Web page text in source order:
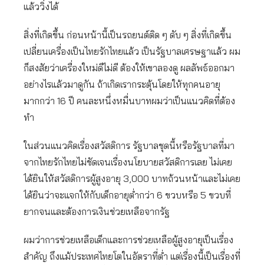
แล้ววิ่งได้
สิ่งที่เกิดขึ้น ก่อนหน้านี้เป็นรถยนต์ติด ๆ ดับ ๆ สิ่งที่เกิดขึ้น
เปลี่ยนเครื่องเป็นไทยรักไทยแล้ว เป็นรัฐบาลเศรษฐาแล้ว ผม
ก็สงสัยว่าเครื่องใหม่ดีไม่ดี ต้องให้เขาลองดู ผลลัพธ์ออกมา
อย่างไรแล้วมาดูกัน ถ้าเกิดเรากระตุ้นโดยให้ทุกคนอายุ
มากกว่า 16 ปี คนละหนึ่งหมื่นบาทผมว่าเป็นแนวคิดที่ต้อง
ทำ
ในส่วนแนวคิดเรื่องสวัสดิการ รัฐบาลชุดนี้หรือรัฐบาลที่มา
จากไทยรักไทยไม่ชัดเจนเรื่องนโยบายสวัสดิการเลย ไม่เคย
ได้ยินให้สวัสดิการผู้สูงอายุ 3,000 บาทถ้วนหน้าและไม่เคย
ได้ยินว่าจะแจกให้กับเด็กอายุต่ำกว่า 6 ขวบหรือ 5 ขวบที่
ยากจนและต้องการเงินช่วยเหลือจากรัฐ
ผมว่าการช่วยเหลือเด็กและการช่วยเหลือผู้สูงอายุเป็นเรื่อง
สำคัญ ถึงแม้ประเทศไทยโตในอัตราที่ต่ำ แต่เรื่องนี้เป็นเรื่องที่